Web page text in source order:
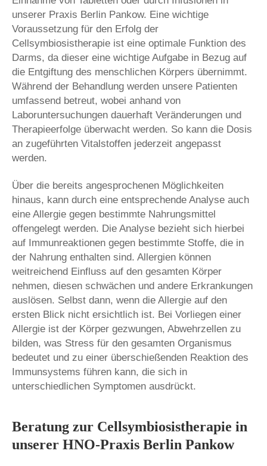
unserer Praxis Berlin Pankow. Eine wichtige
Voraussetzung für den Erfolg der
Cellsymbiosistherapie ist eine optimale Funktion des
Darms, da dieser eine wichtige Aufgabe in Bezug auf
die Entgiftung des menschlichen Körpers übernimmt.
Während der Behandlung werden unsere Patienten
umfassend betreut, wobei anhand von
Laboruntersuchungen dauerhaft Veränderungen und
Therapieerfolge überwacht werden. So kann die Dosis
an zugeführten Vitalstoffen jederzeit angepasst
werden.
Über die bereits angesprochenen Möglichkeiten
hinaus, kann durch eine entsprechende Analyse auch
eine Allergie gegen bestimmte Nahrungsmittel
offengelegt werden. Die Analyse bezieht sich hierbei
auf Immunreaktionen gegen bestimmte Stoffe, die in
der Nahrung enthalten sind. Allergien können
weitreichend Einfluss auf den gesamten Körper
nehmen, diesen schwächen und andere Erkrankungen
auslösen. Selbst dann, wenn die Allergie auf den
ersten Blick nicht ersichtlich ist. Bei Vorliegen einer
Allergie ist der Körper gezwungen, Abwehrzellen zu
bilden, was Stress für den gesamten Organismus
bedeutet und zu einer überschießenden Reaktion des
Immunsystems führen kann, die sich in
unterschiedlichen Symptomen ausdrückt.
Beratung zur Cellsymbiosistherapie in
unserer HNO-Praxis Berlin Pankow